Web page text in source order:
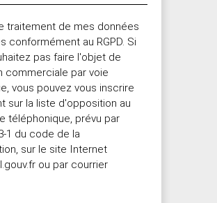
traitement de mes données
conformément au RGPD. Si
pas faire l'objet de
commerciale par voie
vous pouvez vous inscrire
sur la liste d'opposition au
téléphonique, prévu par
1 du code de la
sur le site Internet
ou par courrier